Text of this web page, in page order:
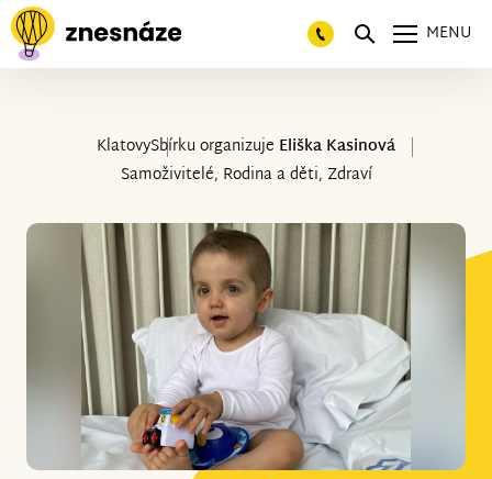
MENU
KlatovySbírku organizuje Eliška Kasinová
Samoživitelé, Rodina a děti, Zdraví